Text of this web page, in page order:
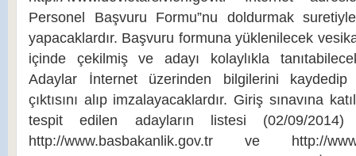
Personel Başvuru Formu”nu doldurmak
yapacaklardır. Başvuru formuna yüklenilecek
içinde çekilmiş ve adayı kolaylıkla
Adaylar İnternet üzerinden bilgilerini kaydedip
çıktısını alıp imzalayacaklardır. Giriş sınavına
tespit edilen adayların listesi (02/09/2014)
http://www.basbakanlik.gov.tr ve http://